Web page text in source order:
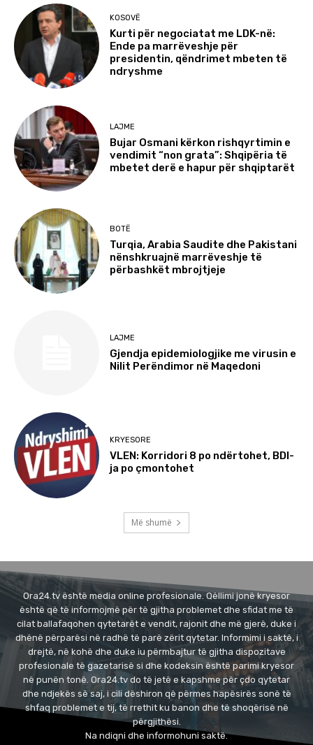
KOSOVË
Kurti për negociatat me LDK-në:
Ende pa marrëveshje për
presidentin, qëndrimet mbeten të
ndryshme
LAJME
Bujar Osmani kërkon rishqyrtimin e
vendimit “non grata”: Shqipëria të
mbetet derë e hapur për shqiptarët
BOTË
Turqia, Arabia Saudite dhe Pakistani
nënshkruajnë marrëveshje të
përbashkët mbrojtjeje
LAJME
Gjendja epidemiologjike me virusin e
Nilit Perëndimor në Maqedoni
KRYESORE
VLEN: Korridori 8 po ndërtohet, BDI-
ja po çmontohet
Më shumë
Ora24.tv është media online profesionale. Qëllimi jonë kryesor
është që të informojmë për të gjitha problemet dhe sfidat me të
cilat ballafaqohen qytetarët e vendit, rajonit dhe më gjerë, duke i
dhënë përparësi në radhë të parë zërit qytetar. Informimi i saktë, i
drejtë, në kohë dhe duke iu përmbajtur të gjitha dispozitave
profesionale të gazetarisë si dhe kodeksin është parimi kryesor
në punën tonë. Ora24.tv do të jetë e kapshme për çdo qytetar
dhe ndjekës së saj, i cili dëshiron që përmes hapësirës sonë të
shfaq problemet e tij, të rrethit ku banon dhe të shoqërisë në
përgjithësi.
Na ndiqni dhe informohuni saktë.